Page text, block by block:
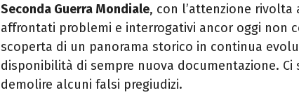
Seconda Guerra Mondiale, con l’attenzione rivolta
affrontati problemi e interrogativi ancor oggi non
scoperta di un panorama storico in continua
disponibilità di sempre nuova documentazione. Ci
demolire alcuni falsi pregiudizi.